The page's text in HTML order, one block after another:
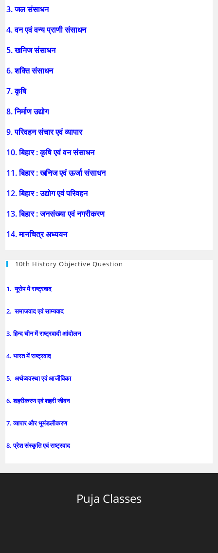
3. जल संसाधन
4. वन एवं वन्य प्राणी संसाधन
5. खनिज संसाधन
6. शक्ति संसाधन
7. कृषि
8. निर्माण उद्योग
9. परिवहन संचार एवं व्यापार
10. बिहार : कृषि एवं वन संसाधन
11. बिहार : खनिज एवं ऊर्जा संसाधन
12. बिहार : उद्योग एवं परिवहन
13. बिहार : जनसंख्या एवं नगरीकरण
14. मानचित्र अध्ययन
10th History Objective Question
1. यूरोप में राष्ट्रवाद
2. समाजवाद एवं साम्यवाद
3. हिन्द चीन में राष्ट्रवादी आंदोलन
4. भारत में राष्ट्रवाद
5. अर्थव्यवस्था एवं आजीविका
6. शहरीकरण एवं शहरी जीवन
7. व्यापार और भूमंडलीकरण
8. प्रेश संस्कृति एवं राष्ट्रवाद
Puja Classes